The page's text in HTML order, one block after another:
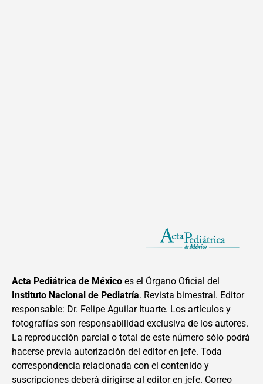
Acta Pediátrica de México es el Órgano Oficial del
Instituto Nacional de Pediatría. Revista bimestral. Editor
responsable: Dr. Felipe Aguilar Ituarte. Los artículos y
fotografías son responsabilidad exclusiva de los autores.
La reproducción parcial o total de este número sólo podrá
hacerse previa autorización del editor en jefe. Toda
correspondencia relacionada con el contenido y
suscripciones deberá dirigirse al editor en jefe. Correo